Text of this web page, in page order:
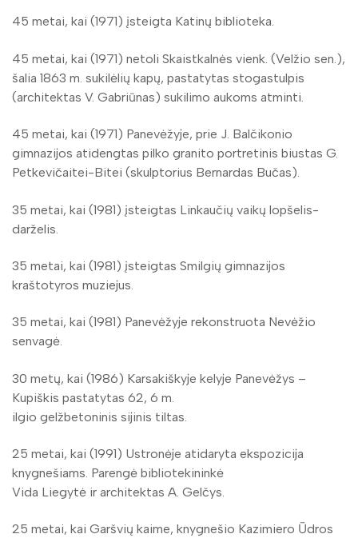
45 metai, kai (1971) įsteigta Katinų biblioteka.
45 metai, kai (1971) netoli Skaistkalnės vienk. (Velžio sen.),
šalia 1863 m. sukilėlių kapų, pastatytas stogastulpis
(architektas V. Gabriūnas) sukilimo aukoms atminti.
45 metai, kai (1971) Panevėžyje, prie J. Balčikonio
gimnazijos atidengtas pilko granito portretinis biustas G.
Petkevičaitei-Bitei (skulptorius Bernardas Bučas).
35 metai, kai (1981) įsteigtas Linkaučių vaikų lopšelis-
darželis.
35 metai, kai (1981) įsteigtas Smilgių gimnazijos
kraštotyros muziejus.
35 metai, kai (1981) Panevėžyje rekonstruota Nevėžio
senvagė.
30 metų, kai (1986) Karsakiškyje kelyje Panevėžys –
Kupiškis pastatytas 62, 6 m.
ilgio gelžbetoninis sijinis tiltas.
25 metai, kai (1991) Ustronėje atidaryta ekspozicija
knygnešiams. Parengė bibliotekininkė
Vida Liegytė ir architektas A. Gelčys.
25 metai, kai Garšvių kaime, knygnešio Kazimiero Ūdros